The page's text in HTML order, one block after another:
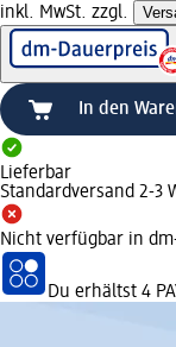
inkl. MwSt. zzgl.
In den
Lieferbar
Standardversand 2-3
Nicht verfügbar in
Du erhältst 4